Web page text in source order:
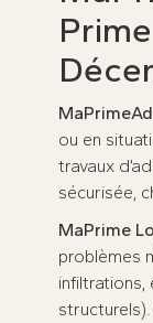
ou en
travaux
sécurisée,
MaPrime
problèmes
infiltrations,